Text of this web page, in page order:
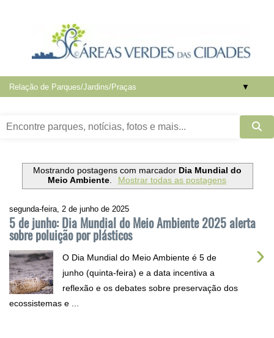
▼
Mostrando postagens com marcador Dia Mundial do
Meio Ambiente. Mostrar todas as postagens
segunda-feira, 2 de junho de 2025
5 de junho: Dia Mundial do Meio Ambiente 2025 alerta
sobre poluição por plásticos
›
O Dia Mundial do Meio Ambiente é 5 de
junho (quinta-feira) e a data incentiva a
reflexão e os debates sobre preservação dos
ecossistemas e ...